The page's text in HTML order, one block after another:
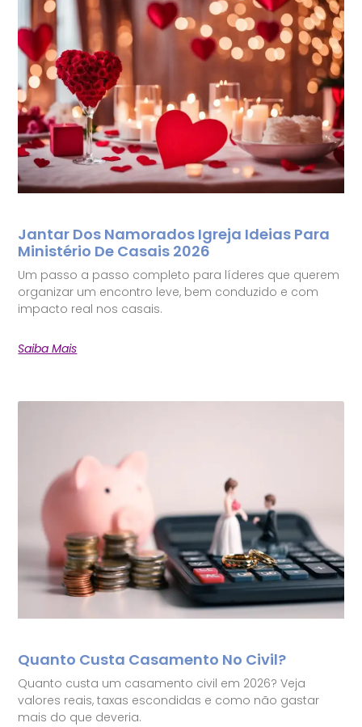
Jantar Dos Namorados Igreja Ideias Para
Ministério De Casais 2026
Um passo a passo completo para líderes que querem
organizar um encontro leve, bem conduzido e com
impacto real nos casais.
Saiba Mais
Quanto Custa Casamento No Civil?
Quanto custa um casamento civil em 2026? Veja
valores reais, taxas escondidas e como não gastar
mais do que deveria.